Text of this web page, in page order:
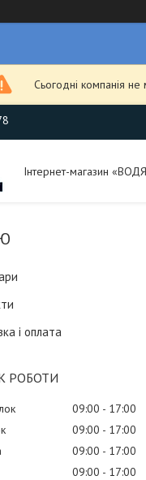
Сьогодні компанія
Інтернет-магазин
і оплата
РОБОТИ
09:00
17:00
09:00
17:00
09:00
17:00
09:00
17:00